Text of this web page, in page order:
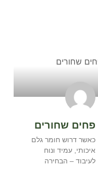
פחים שחורים
כאשר דרוש חומר גלם
איכותי, עמיד ונוח
לעיבוד – הבחירה